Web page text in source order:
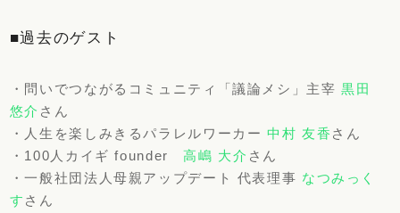
■過去のゲスト
・問いでつながるコミュニティ「議論メシ」主宰黒田
悠介 さん
・人生を楽しみきるパラレルワーカー中村 友香 さん
・100人カイギ founder高嶋 大介 さん
・一般社団法人母親アップデート 代表理事 なつみっく
す さん